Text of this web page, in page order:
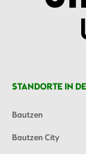
STANDORTE IN
Bautzen
Bautzen City